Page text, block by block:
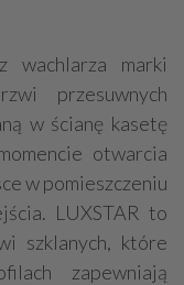
wachlarza marki
przesuwnych
w ścianę kasetę
otwarcia
w pomieszczeniu
LUXSTAR to
szklanych, które
zapewniają